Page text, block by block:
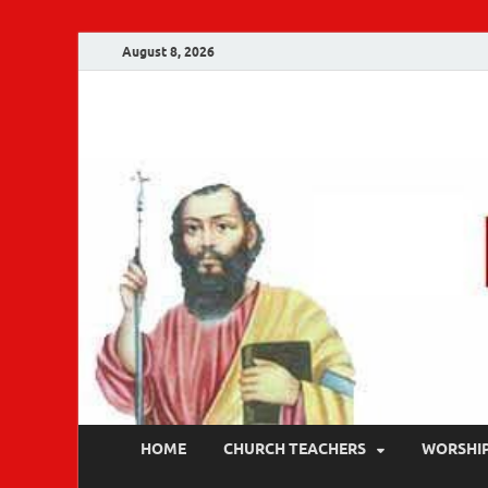
August 8, 2026
HOME CHURCH TEACHERS